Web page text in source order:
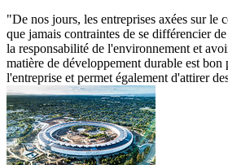
"De nos jours, les entreprises axées sur le
que jamais contraintes de se différencier
la responsabilité de l'environnement et
matière de développement durable est
l'entreprise et permet également d'attirer